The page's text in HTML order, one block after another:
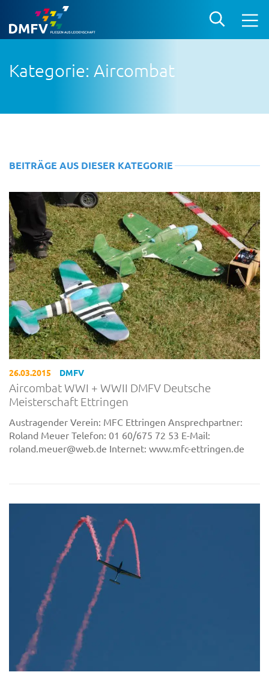
Kategorie: Aircombat
BEITRÄGE AUS DIESER KATEGORIE
26.03.2015 DMFV
Aircombat WWI + WWII DMFV Deutsche
Meisterschaft Ettringen
Austragender Verein: MFC Ettringen Ansprechpartner:
Roland Meuer Telefon: 01 60/675 72 53 E-Mail:
roland.meuer@web.de Internet: www.mfc-ettringen.de